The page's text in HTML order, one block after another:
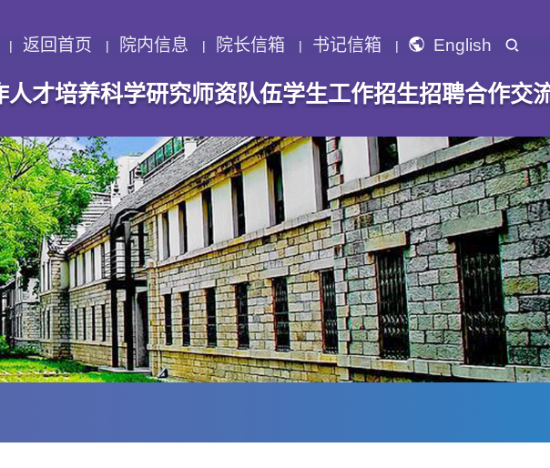
返回首页 院内信息 院长信箱 书记信箱 English
人才培养科学研究师资队伍学生工作招生招聘合作交